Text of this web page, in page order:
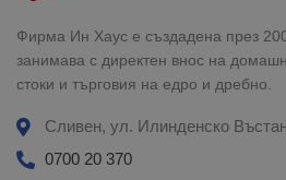
Фирма Ин Хаус е създадена през
занимава с директен внос на
стоки и търговия на едро и дребно.
Сливен, ул. Илинденско
0700 20 370